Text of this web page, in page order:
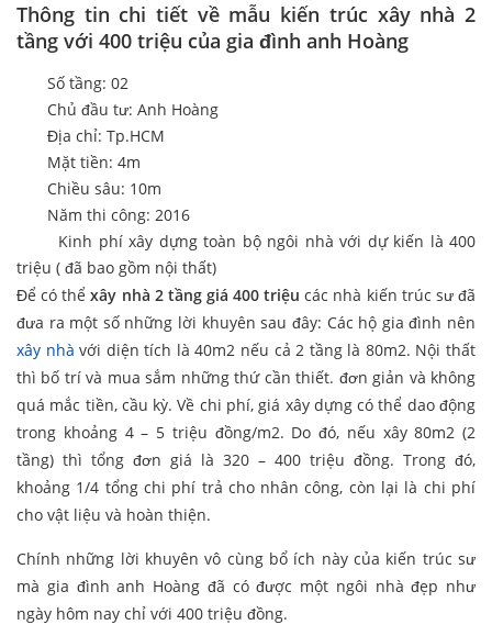
Thông tin chi tiết về mẫu kiến trúc xây nhà 2
tầng với 400 triệu của gia đình anh Hoàng
Số tầng: 02
Chủ đầu tư: Anh Hoàng
Địa chỉ: Tp.HCM
Mặt tiền: 4m
Chiều sâu: 10m
Năm thi công: 2016
Kinh phí xây dựng toàn bộ ngôi nhà với dự kiến là 400
triệu ( đã bao gồm nội thất)
Để có thể xây nhà 2 tầng giá 400 triệucác nhà kiến trúc sư đã
đưa ra một số những lời khuyên sau đây: Các hộ gia đình nên
xây nhà với diện tích là 40m2 nếu cả 2 tầng là 80m2. Nội thất
thì bố trí và mua sắm những thứ cần thiết. đơn giản và không
quá mắc tiền, cầu kỳ. Về chi phí, giá xây dựng có thể dao động
trong khoảng 4 – 5 triệu đồng/m2. Do đó, nếu xây 80m2 (2
tầng) thì tổng đơn giá là 320 – 400 triệu đồng. Trong đó,
khoảng 1/4 tổng chi phí trả cho nhân công, còn lại là chi phí
cho vật liệu và hoàn thiện.
Chính những lời khuyên vô cùng bổ ích này của kiến trúc sư
mà gia đình anh Hoàng đã có được một ngôi nhà đẹp như
ngày hôm nay chỉ với 400 triệu đồng.